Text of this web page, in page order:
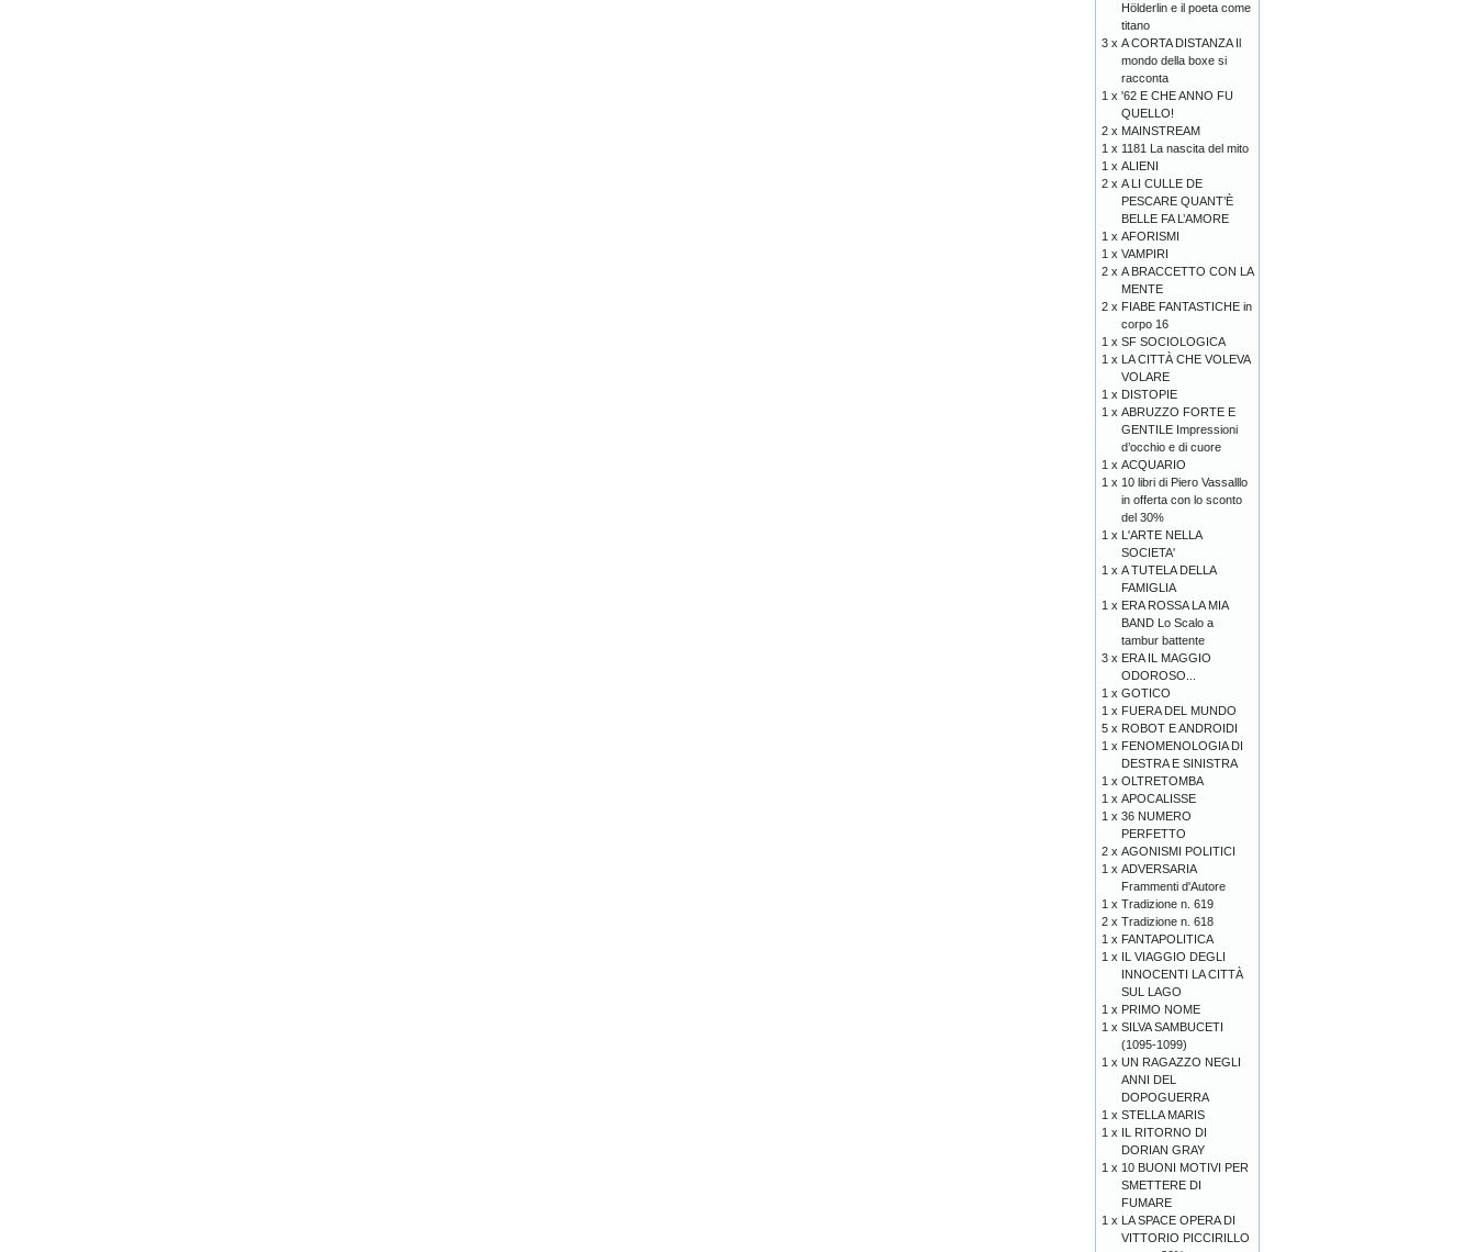
Hölderlin e il poeta come
titano
3 x A CORTA DISTANZA Il
mondo della boxe si
racconta
1 x '62 E CHE ANNO FU
QUELLO!
2 x MAINSTREAM
1 x 1181 La nascita del mito
1 x ALIENI
2 x A LI CULLE DE
PESCARE QUANT’È
BELLE FA L’AMORE
1 x AFORISMI
1 x VAMPIRI
2 x A BRACCETTO CON LA
MENTE
2 x FIABE FANTASTICHE in
corpo 16
1 x SF SOCIOLOGICA
1 x LA CITTÀ CHE VOLEVA
VOLARE
1 x DISTOPIE
1 x ABRUZZO FORTE E
GENTILE Impressioni
d’occhio e di cuore
1 x ACQUARIO
1 x 10 libri di Piero Vassalllo
in offerta con lo sconto
del 30%
1 x L'ARTE NELLA
SOCIETA'
1 x A TUTELA DELLA
FAMIGLIA
1 x ERA ROSSA LA MIA
BAND Lo Scalo a
tambur battente
3 x ERA IL MAGGIO
ODOROSO...
1 x GOTICO
1 x FUERA DEL MUNDO
5 x ROBOT E ANDROIDI
1 x FENOMENOLOGIA DI
DESTRA E SINISTRA
1 x OLTRETOMBA
1 x APOCALISSE
1 x 36 NUMERO
PERFETTO
2 x AGONISMI POLITICI
1 x ADVERSARIA
Frammenti d'Autore
1 x Tradizione n. 619
2 x Tradizione n. 618
1 x FANTAPOLITICA
1 x IL VIAGGIO DEGLI
INNOCENTI LA CITTÀ
SUL LAGO
1 x PRIMO NOME
1 x SILVA SAMBUCETI
(1095-1099)
1 x UN RAGAZZO NEGLI
ANNI DEL
DOPOGUERRA
1 x STELLA MARIS
1 x IL RITORNO DI
DORIAN GRAY
1 x 10 BUONI MOTIVI PER
SMETTERE DI
FUMARE
1 x LA SPACE OPERA DI
VITTORIO PICCIRILLO